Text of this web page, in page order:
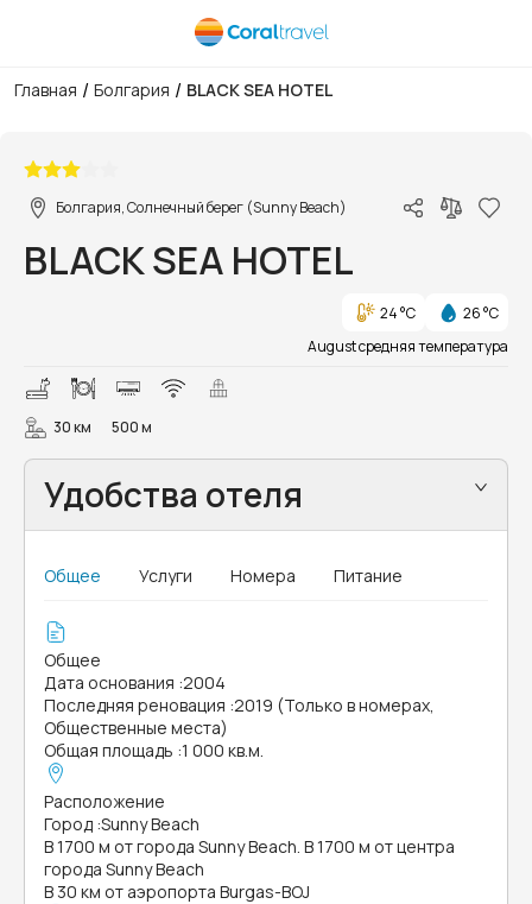
Главная / Болгария / BLACK SEA HOTEL
Болгария, Солнечный берег (Sunny Beach)
BLACK SEA HOTEL
24 °C
26 °C
August средняя температура
30 км 500 м
Удобства отеля
Общее Услуги Номера Питание
Общее
Дата основания :2004
Последняя реновация :2019 (Только в номерах,
Общественные места)
Общая площадь :1 000 кв.м.
Расположение
Город :Sunny Beach
В 1700 м от города Sunny Beach. В 1700 м от центра
города Sunny Beach
В 30 км от аэропорта Burgas-BOJ